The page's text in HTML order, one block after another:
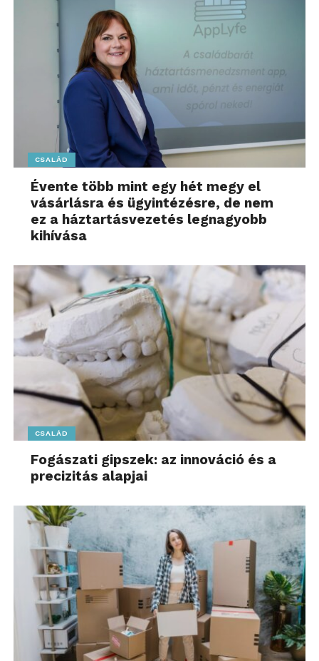
CSALÁD
Évente több mint egy hét megy el
vásárlásra és ügyintézésre, de nem
ez a háztartásvezetés legnagyobb
kihívása
CSALÁD
Fogászati gipszek: az innováció és a
precizitás alapjai